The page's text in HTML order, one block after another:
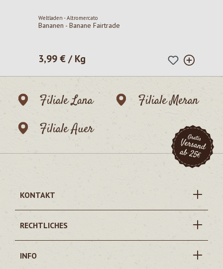
Weltladen - Altromercato
Bananen - Banane Fairtrade
Regulärer Preis:
3,99 € / Kg
Filiale Lana
Filiale Meran
Filiale Auer
KONTAKT
RECHTLICHES
INFO